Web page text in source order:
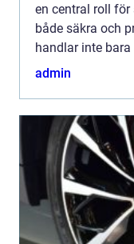
en central roll
både säkra och
handlar inte
skador, ut...
admin